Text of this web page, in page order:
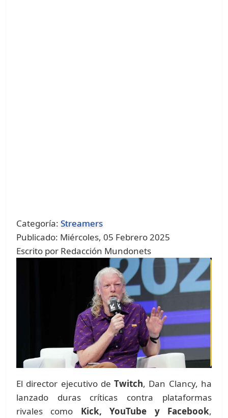
Categoría:Streamers
Publicado: Miércoles, 05 Febrero 2025
Escrito por Redacción Mundonets
El director ejecutivo deTwitch, Dan Clancy, ha
lanzado duras críticas contra plataformas
rivales como Kick, YouTube y Facebook,